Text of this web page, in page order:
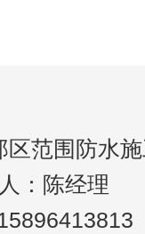
区范围防水
：陈经理